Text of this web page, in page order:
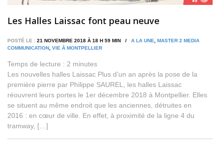
Les Halles Laissac font peau neuve
POSTÉ LE : 21 NOVEMBRE 2018 À 18 H 59 MIN / A LA UNE
MASTER 2 MEDIA
COMMUNICATION VIE À MONTPELLIER
Temps de lecture : 2 minutes
Les nouvelles halles Laissac Plus d’un an après la pose de la
première pierre par Philippe SAUREL, les halles Laissac
réouvrent leurs portes le 1er décembre 2018 à Montpellier. Elles
se situent au même endroit que les anciennes, détruites en
2016 : en cœur de ville. En effet, à proximité de la ligne 4 du
tramway, […]